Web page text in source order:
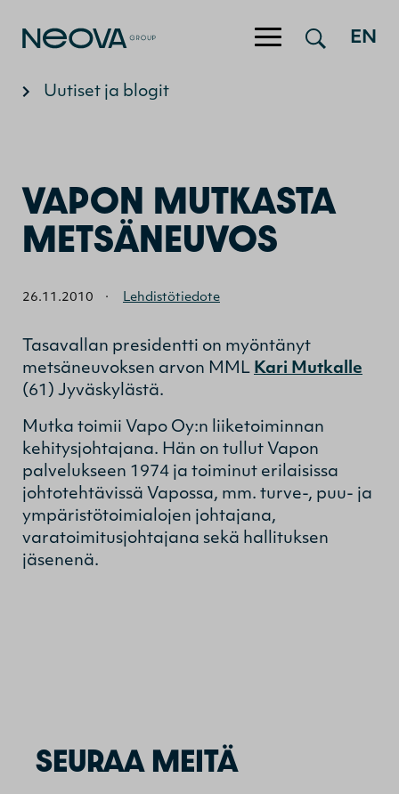
Hyppää sisältöön EN
Uutiset ja blogit
VAPON MUTKASTA
METSÄNEUVOS
26.11.2010 · Lehdistötiedote
Tasavallan presidentti on myöntänyt
metsäneuvoksen arvon MML Kari Mutkalle
(61) Jyväskylästä.
Mutka toimii Vapo Oy:n liiketoiminnan
kehitysjohtajana. Hän on tullut Vapon
palvelukseen 1974 ja toiminut erilaisissa
johtotehtävissä Vapossa, mm. turve-, puu- ja
ympäristötoimialojen johtajana,
varatoimitusjohtajana sekä hallituksen
jäsenenä.
SEURAA MEITÄ